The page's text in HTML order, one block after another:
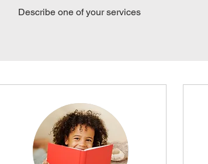
Describe one of your services